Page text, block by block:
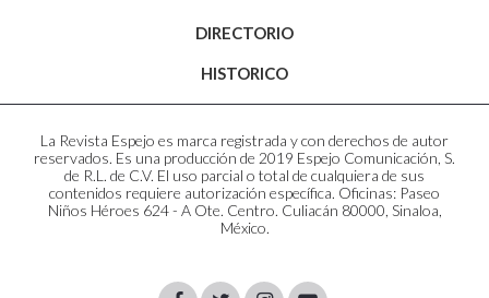
DIRECTORIO
HISTORICO
La Revista Espejo es marca registrada y con derechos de autor
reservados. Es una producción de 2019 Espejo Comunicación, S.
de R.L. de C.V. El uso parcial o total de cualquiera de sus
contenidos requiere autorización específica. Oficinas: Paseo
Niños Héroes 624 - A Ote. Centro. Culiacán 80000, Sinaloa,
México.